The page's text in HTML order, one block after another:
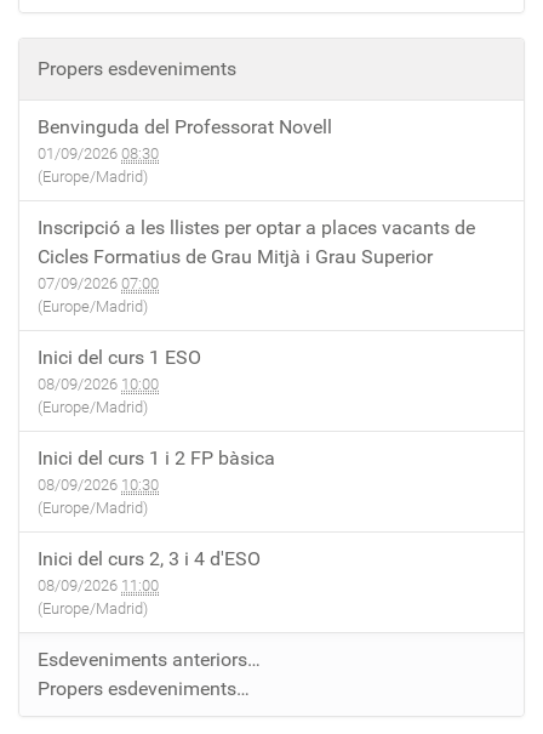
Propers esdeveniments
Benvinguda del Professorat Novell
01/09/2026 08:30
(Europe/Madrid)
Inscripció a les llistes per optar a places vacants de
Cicles Formatius de Grau Mitjà i Grau Superior
07/09/2026 07:00
(Europe/Madrid)
Inici del curs 1 ESO
08/09/2026 10:00
(Europe/Madrid)
Inici del curs 1 i 2 FP bàsica
08/09/2026 10:30
(Europe/Madrid)
Inici del curs 2, 3 i 4 d'ESO
08/09/2026 11:00
(Europe/Madrid)
Esdeveniments anteriors…
Propers esdeveniments…